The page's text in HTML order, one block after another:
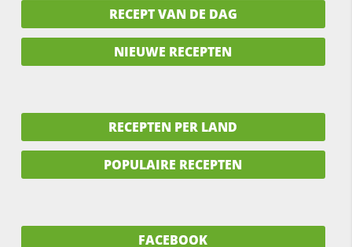
RECEPT VAN DE DAG
NIEUWE RECEPTEN
RECEPTEN PER LAND
POPULAIRE RECEPTEN
FACEBOOK